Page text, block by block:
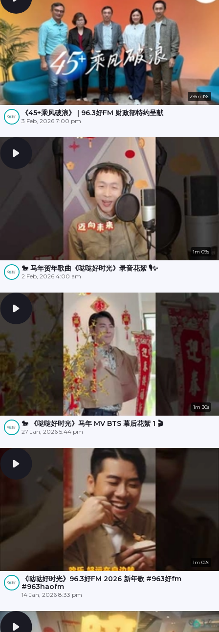
29m 19s
《45+乘风破浪》 | 96.3好FM 财政部特约呈献
3 Feb, 2026 7:00 pm
1m 09s
🐎 马年贺年歌曲《哒哒好时光》录音花絮 🎙️✨
2 Feb, 2026 4:00 am
1m 30s
🐎 《哒哒好时光》马年 MV BTS 幕后花絮 1 🎬
27 Jan, 2026 5:44 pm
1m 02s
《哒哒好时光》96.3好FM 2026 新年歌 #963好fm
#963haofm
14 Jan, 2026 8:33 pm